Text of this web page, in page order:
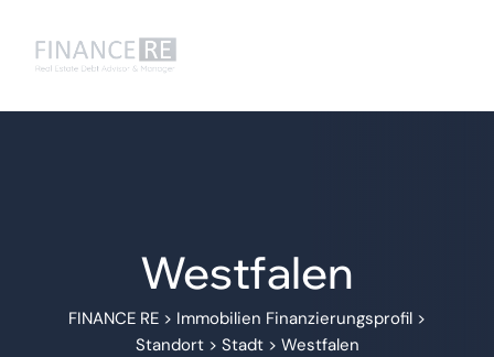
Westfalen
FINANCE RE > Immobilien Finanzierungsprofil >
Standort> Stadt> Westfalen